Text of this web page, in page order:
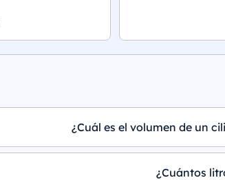
¿Cuál es el volumen de un
¿Cuántos